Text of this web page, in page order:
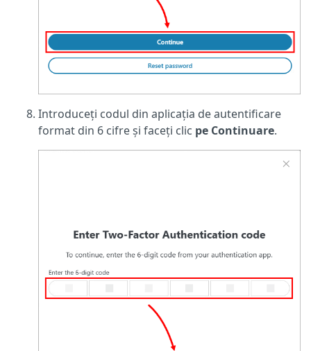
Introduceți codul din aplicația de autentificare
format din 6 cifre și faceți clic pe Continuare.